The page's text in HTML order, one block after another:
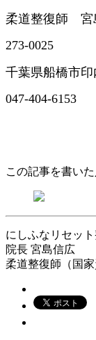
柔道整復師
273-0025
千葉県船橋市印
047-404-6153
この記事を書いた
にしふなリセッ
院長 宮島信広
柔道整復師（国家